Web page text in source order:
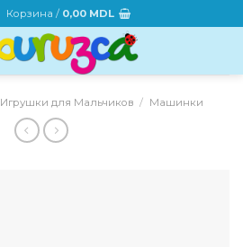
Корзина / 0,00 MDL
Игрушки для Мальчиков / Машинки